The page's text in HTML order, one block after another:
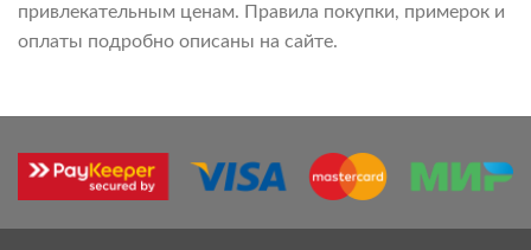
привлекательным ценам. Правила покупки, примерок и
оплаты подробно описаны на сайте.